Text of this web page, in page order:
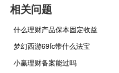
相关问题
什么理财产品保本固定收益
梦幻西游69fc带什么法宝
小赢理财备案能过吗